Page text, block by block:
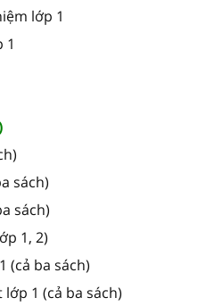
lớp 1
1
sách)
sách)
1, 2)
(cả ba sách)
1 (cả ba sách)